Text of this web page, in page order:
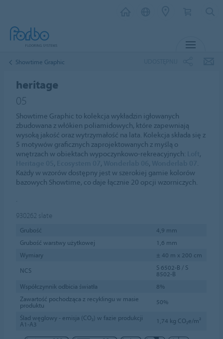
Showtime Graphic
heritage
05
Showtime Graphic to kolekcja wykładzin igłowanych
zbudowana z włókien poliamidowych, które zapewniają
wysoką jakość oraz wytrzymałość na lata. Kolekcja składa się z
5 motywów graficznych zaprojektowanych z myślą o
wnętrzach w obiektach wypoczynkowo-rekreacyjnych:
,
, , ,
.
Każdy w wzorów dostępny jest w szerokiej gamie kolorów
bazowych Showtime, co daje łącznie 20 opcji wzorniczych.
.
930262 slate
Grubość
4,9 mm
Grubość warstwy użytkowej
1,6 mm
Wymiary
± 40 m x 200 cm
NCS
S 6502-B / S
8502-B
Współczynnik odbicia światła
8%
Zawartość pochodząca z recyklingu w masie
produktu
50%
Ślad węglowy - emisja (CO₂) w fazie produkcji
A1-A3
1,74 kg CO₂e/m²